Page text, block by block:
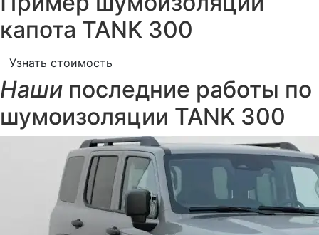
капота TANK 300
Узнать стоимость
Наши последние работы по
шумоизоляции TANK 300